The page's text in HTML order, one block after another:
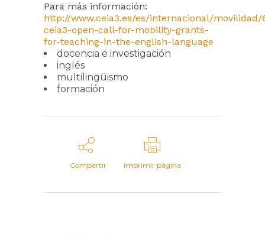
Para más información:
http://www.ceia3.es/es/internacional/movilidad/
ceia3-open-call-for-mobility-grants-
for-teaching-in-the-english-language
docencia e investigación
inglés
multilingüismo
formación
Compartir Imprimir página